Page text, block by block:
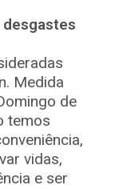
Medida
de
temos
vidas,
e ser